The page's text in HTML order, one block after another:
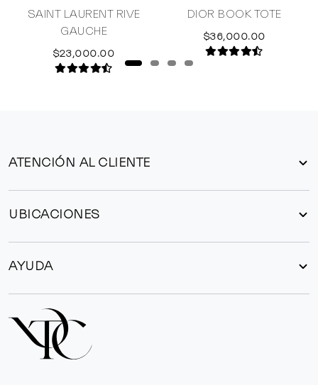
SAINT LAURENT RIVE
GAUCHE
$23,000.00
DIOR BOOK TOTE
$36,000.00
ATENCIÓN AL CLIENTE
UBICACIONES
AYUDA